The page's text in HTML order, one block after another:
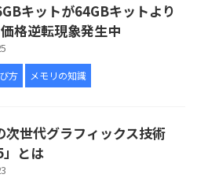
キットが64GBキットより
格逆転現象発生中
方 メモリの知識
次世代グラフィックス技術
」とは